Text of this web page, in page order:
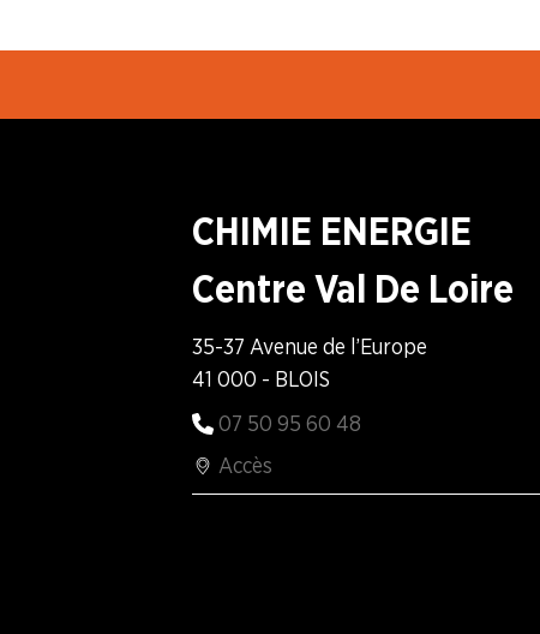
CHIMIE ENERGIE
Centre Val De Loire
35-37 Avenue de l’Europe
41 000 - BLOIS
07 50 95 60 48
Accès